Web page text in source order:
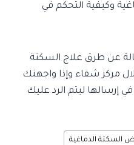
وكيفية التحكم في
عن طرق علاج السكتة
مركز شفاء وإذا واجهتك
إرسالها ليتم الرد عليك
السكتة الدماغية